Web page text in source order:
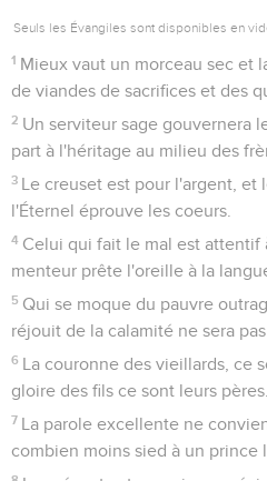
Seuls les Évangiles sont disponibles en
1 Mieux vaut un morceau sec et
de viandes de sacrifices et des
2 Un serviteur sage gouvernera
part à l'héritage au milieu des
3 Le creuset est pour l'argent, et
l'Éternel éprouve les coeurs.
4 Celui qui fait le mal est attentif
menteur prête l'oreille à la
5 Qui se moque du pauvre
réjouit de la calamité ne sera
6 La couronne des vieillards, ce
gloire des fils ce sont leurs pères.
7 La parole excellente ne
combien moins sied à un prince